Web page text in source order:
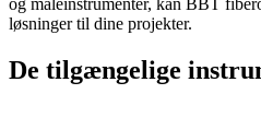
løsninger til dine projekter.
De tilgængelige